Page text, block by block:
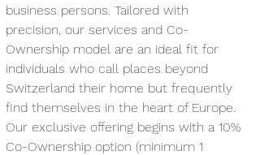
business persons. Tailored with
precision, our services and Co-
Ownership model are an ideal fit for
individuals who call places beyond
Switzerland their home but frequently
find themselves in the heart of Europe.
Our exclusive offering begins with a 10%
Co-Ownership option (minimum 1